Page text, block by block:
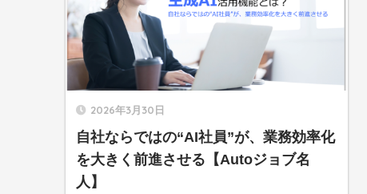
2026年3月30日
自社ならではの“AI社員”が、業務効率化
を大きく前進させる【Autoジョブ名
人】